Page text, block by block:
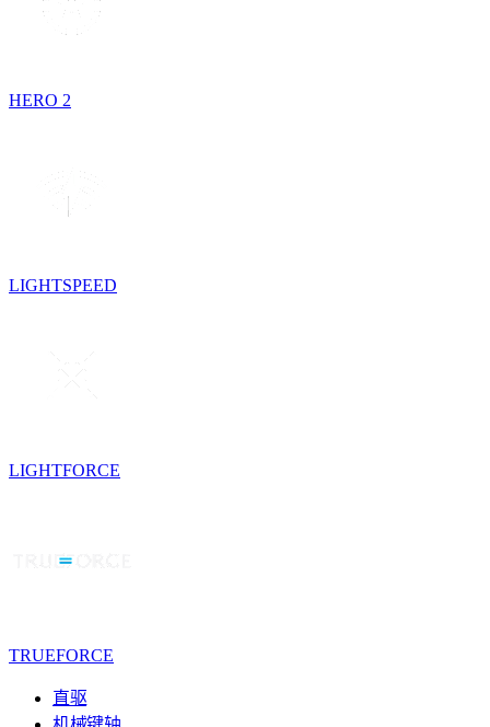
HERO 2
LIGHTSPEED
LIGHTFORCE
TRUEFORCE
直驱